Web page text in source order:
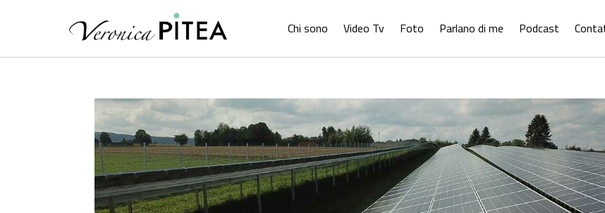
Chi sono Video Tv Foto Parlano di me Podcast